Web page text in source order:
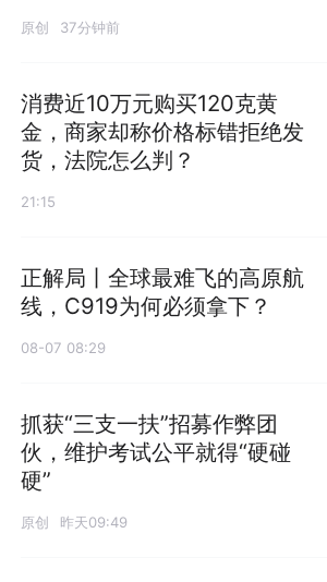
原创 37分钟前
消费近10万元购买120克黄
金，商家却称价格标错拒绝发
货，法院怎么判？
21:15
正解局丨全球最难飞的高原航
线，C919为何必须拿下？
08-07 08:29
抓获“三支一扶”招募作弊团
伙，维护考试公平就得“硬碰
硬”
原创 昨天09:49